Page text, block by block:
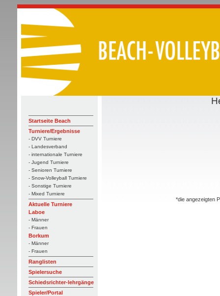
Startseite Beach
Turniere/Ergebnisse
- DVV Turniere
- Landesverband
- internationale Turniere
- Jugend Turniere
- Senioren Turniere
- Snow-Volleyball Turniere
- Sonstige Turniere
- Mixed Turniere
Aktuelle Turniere
Laboe
- Männer
- Frauen
Borkum
- Männer
- Frauen
Ranglisten
Spielersuche
Schiedsrichter-lehrgänge
Spieler/Portal
*die angezeigten